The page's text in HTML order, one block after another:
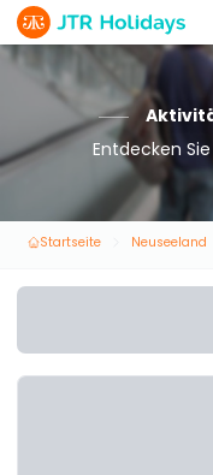
Entdecken
Startseite Neuseeland